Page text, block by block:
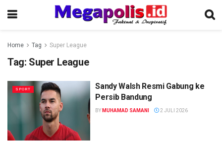
Home Tag Super League
Tag: Super League
SPORT
Sandy Walsh Resmi Gabung ke
Persib Bandung
BY MUHAMAD SAMANI 2 JULI 2026